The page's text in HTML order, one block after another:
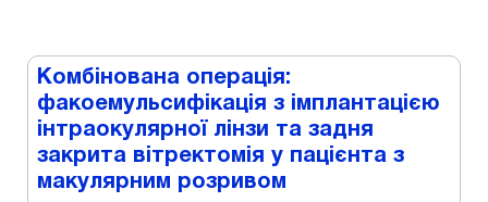
Комбінована операція:
факоемульсифікація з імплантацією
інтраокулярної лінзи та задня
закрита вітректомія у пацієнта з
макулярним розривом